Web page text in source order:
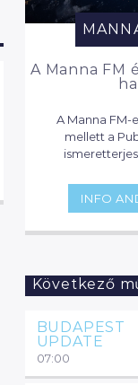
A Manna FM
A Manna FM-
mellett a
válogatás
INFO
Következő
BUDAPEST
UPDATE
07:00